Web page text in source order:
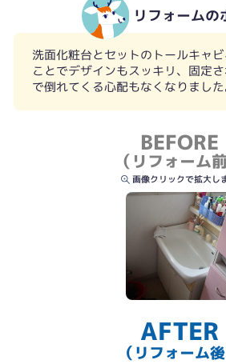
リフォームの
洗面化粧台とセットのトールキャ
ことでデザインもスッキリ、固定
で倒れてくる心配もなくなりました
BEFORE
（リフォーム前
画像クリックで拡大し
AFTER
（リフォーム後